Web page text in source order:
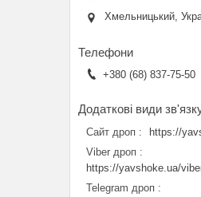
Хмельницький,
+380 (68) 837-75-50
Сайт дроп
https://
Viber дроп
https://yavshoke.ua/
Telegram дроп